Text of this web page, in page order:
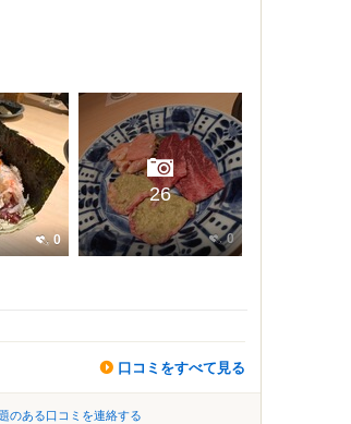
0 0
26
口コミをすべて見る
のある口コミを連絡する